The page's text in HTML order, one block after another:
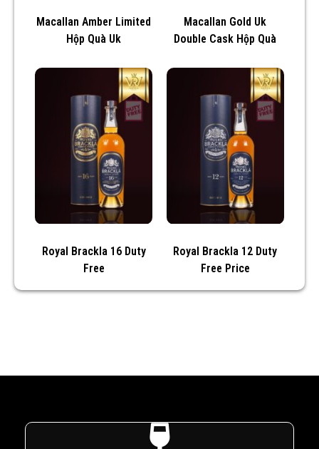
Macallan Amber Limited
Hộp Quà Uk
Macallan Gold Uk
Double Cask Hộp Quà
Royal Brackla 16 Duty
Free
Royal Brackla 12 Duty
Free Price